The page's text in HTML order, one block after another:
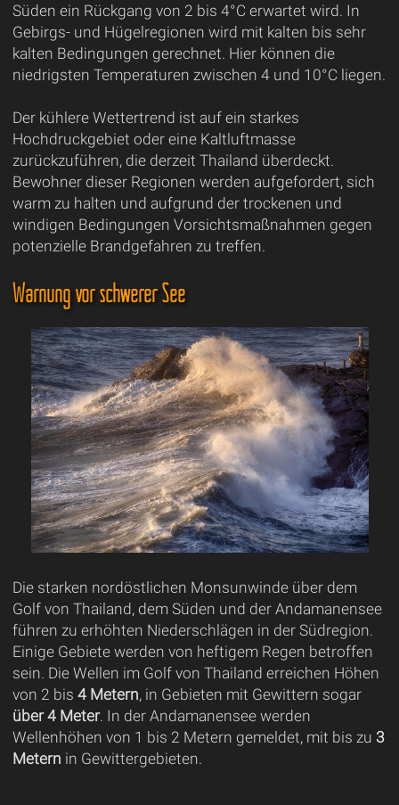
Süden ein Rückgang von 2 bis 4°C erwartet wird. In
Gebirgs- und Hügelregionen wird mit kalten bis sehr
kalten Bedingungen gerechnet. Hier können die
niedrigsten Temperaturen zwischen 4 und 10°C liegen.
Der kühlere Wettertrend ist auf ein starkes
Hochdruckgebiet oder eine Kaltluftmasse
zurückzuführen, die derzeit Thailand überdeckt.
Bewohner dieser Regionen werden aufgefordert, sich
warm zu halten und aufgrund der trockenen und
windigen Bedingungen Vorsichtsmaßnahmen gegen
potenzielle Brandgefahren zu treffen.
Warnung vor schwerer See
Die starken nordöstlichen Monsunwinde über dem
Golf von Thailand, dem Süden und der Andamanensee
führen zu erhöhten Niederschlägen in der Südregion.
Einige Gebiete werden von heftigem Regen betroffen
sein. Die Wellen im Golf von Thailand erreichen Höhen
von 2 bis 4 Metern, in Gebieten mit Gewittern sogar
über 4 Meter. In der Andamanensee werden
Wellenhöhen von 1 bis 2 Metern gemeldet, mit bis zu 3
Metern in Gewittergebieten.